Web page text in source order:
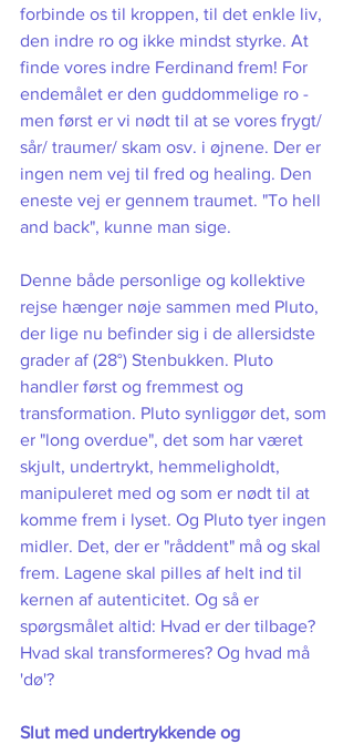
forbinde os til kroppen, til det enkle liv,
den indre ro og ikke mindst styrke. At
finde vores indre Ferdinand frem! For
endemålet er den guddommelige ro -
men først er vi nødt til at se vores frygt/
sår/ traumer/ skam osv. i øjnene. Der er
ingen nem vej til fred og healing. Den
eneste vej er gennem traumet. "To hell
and back", kunne man sige.
Denne både personlige og kollektive
rejse hænger nøje sammen med Pluto,
der lige nu befinder sig i de allersidste
grader af (28°) Stenbukken. Pluto
handler først og fremmest og
transformation. Pluto synliggør det, som
er "long overdue", det som har været
skjult, undertrykt, hemmeligholdt,
manipuleret med og som er nødt til at
komme frem i lyset. Og Pluto tyer ingen
midler. Det, der er "råddent" må og skal
frem. Lagene skal pilles af helt ind til
kernen af autenticitet. Og så er
spørgsmålet altid: Hvad er der tilbage?
Hvad skal transformeres? Og hvad må
'dø'?
Slut med undertrykkende og